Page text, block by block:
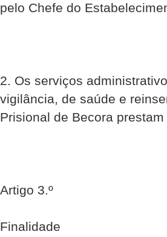
pelo Chefe do
2. Os serviços
vigilância, de saúde e
Prisional de Becora
Artigo 3.º
Finalidade